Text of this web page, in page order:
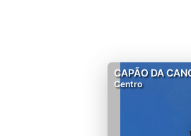
CAPÃO DA
Centro